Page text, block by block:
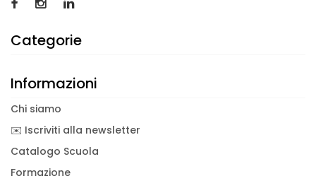
Categorie
Informazioni
Chi siamo
✉️ Iscriviti alla newsletter
Catalogo Scuola
Formazione